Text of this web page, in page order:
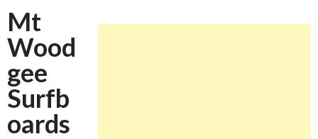
Mt
Wood
gee
Surfb
oards